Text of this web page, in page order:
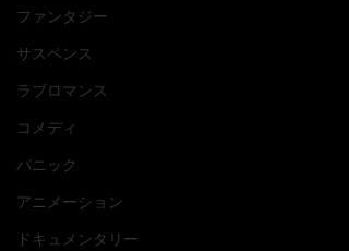
ファンタジー
サスペンス
ラブロマンス
コメディ
パニック
アニメーション
ドキュメンタリー